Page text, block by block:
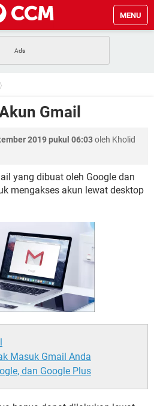
MENU
APLIKASI VIDEO-CALL
OOP - Data Enkapsulasi
Gmail
2019 pukul 06:03oleh Kholid
yang dibuat oleh Google dan
mengakses akun lewat desktop
Masuk Gmail Anda
dan Google Plus